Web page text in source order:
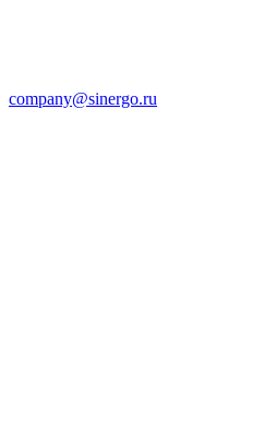
company@sinergo.ru